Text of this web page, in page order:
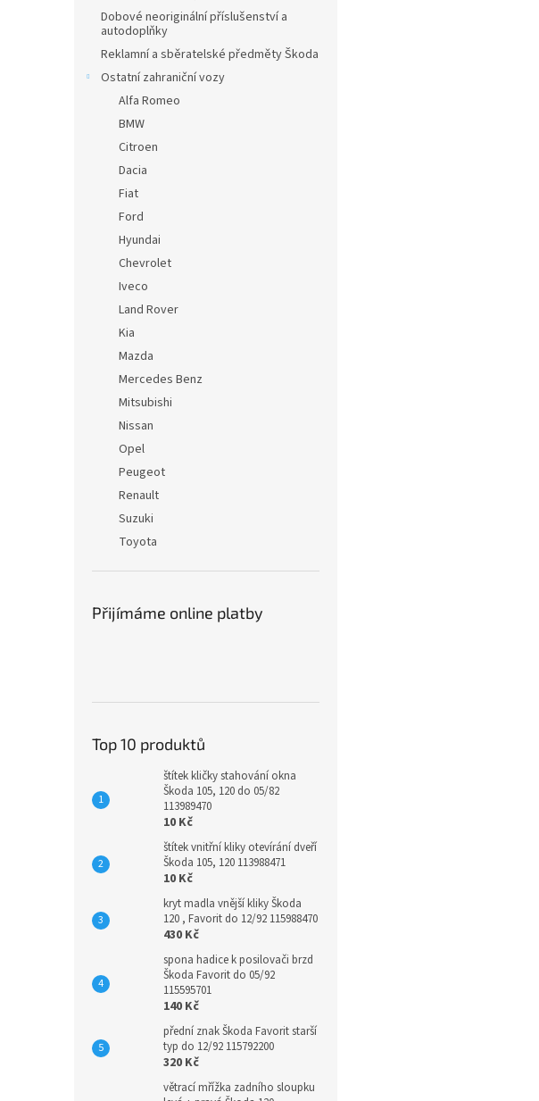
Dobové neoriginální příslušenství a
autodoplňky
Reklamní a sběratelské předměty Škoda
Ostatní zahraniční vozy
Alfa Romeo
BMW
Citroen
Dacia
Fiat
Ford
Hyundai
Chevrolet
Iveco
Land Rover
Kia
Mazda
Mercedes Benz
Mitsubishi
Nissan
Opel
Peugeot
Renault
Suzuki
Toyota
Přijímáme online platby
Top 10 produktů
štítek kličky stahování okna
Škoda 105, 120 do 05/82
113989470
10 Kč
štítek vnitřní kliky otevírání dveří
Škoda 105, 120 113988471
10 Kč
kryt madla vnější kliky Škoda
120 , Favorit do 12/92 115988470
430 Kč
spona hadice k posilovači brzd
Škoda Favorit do 05/92
115595701
140 Kč
přední znak Škoda Favorit starší
typ do 12/92 115792200
320 Kč
větrací mřížka zadního sloupku